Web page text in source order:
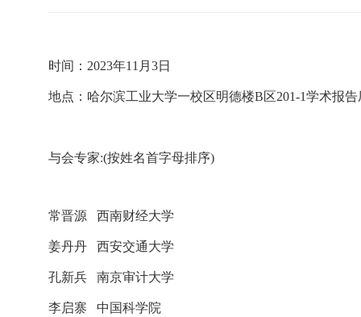
时间：2023年11月3日
地点： 哈尔滨工业大学一校区明德楼B区201-1学术报
与会专家:(按姓名首字母排序)
常晋源 西南财经大学
姜丹丹 西安交通大学
孔新兵 南京审计大学
李启寨 中国科学院